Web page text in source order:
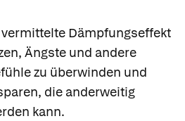
vermittelte Dämpfungseffekt
Ängste und andere
zu überwinden und
die anderweitig
kann.